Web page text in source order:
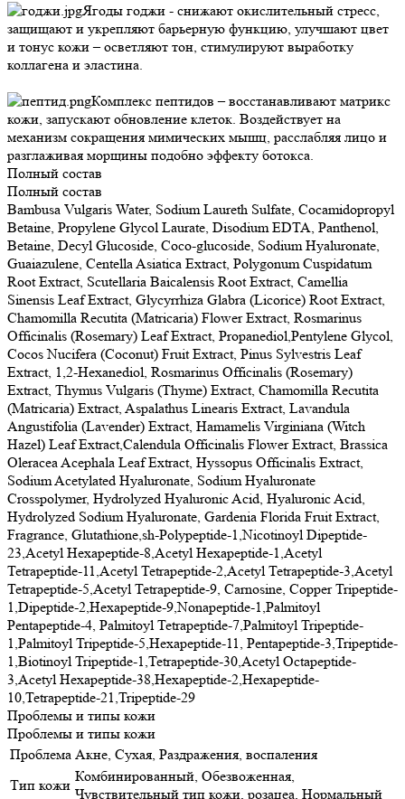
Ягоды годжи - снижают окислительный стресс,
защищают и укрепляют барьерную функцию, улучшают цвет
и тонус кожи – осветляют тон, стимулируют выработку
коллагена и эластина.
Комплекс пептидов – восстанавливают матрикс
кожи, запускают обновление клеток. Воздействует на
механизм сокращения мимических мышц, расслабляя лицо и
разглаживая морщины подобно эффекту ботокса.
Полный состав
Полный состав
Bambusa Vulgaris Water, Sodium Laureth Sulfate, Cocamidopropyl
Betaine, Propylene Glycol Laurate, Disodium EDTA, Panthenol,
Betaine, Decyl Glucoside, Coco-glucoside, Sodium Hyaluronate,
Guaiazulene, Centella Asiatica Extract, Polygonum Cuspidatum
Root Extract, Scutellaria Baicalensis Root Extract, Camellia
Sinensis Leaf Extract, Glycyrrhiza Glabra (Licorice) Root Extract,
Chamomilla Recutita (Matricaria) Flower Extract, Rosmarinus
Officinalis (Rosemary) Leaf Extract, Propanediol,Pentylene Glycol,
Cocos Nucifera (Coconut) Fruit Extract, Pinus Sylvestris Leaf
Extract, 1,2-Hexanediol, Rosmarinus Officinalis (Rosemary)
Extract, Thymus Vulgaris (Thyme) Extract, Chamomilla Recutita
(Matricaria) Extract, Aspalathus Linearis Extract, Lavandula
Angustifolia (Lavender) Extract, Hamamelis Virginiana (Witch
Hazel) Leaf Extract,Calendula Officinalis Flower Extract, Brassica
Oleracea Acephala Leaf Extract, Hyssopus Officinalis Extract,
Sodium Acetylated Hyaluronate, Sodium Hyaluronate
Crosspolymer, Hydrolyzed Hyaluronic Acid, Hyaluronic Acid,
Hydrolyzed Sodium Hyaluronate, Gardenia Florida Fruit Extract,
Fragrance, Glutathione,sh-Polypeptide-1,Nicotinoyl Dipeptide-
23,Acetyl Hexapeptide-8,Acetyl Hexapeptide-1,Acetyl
Tetrapeptide-11,Acetyl Tetrapeptide-2,Acetyl Tetrapeptide-3,Acetyl
Tetrapeptide-5,Acetyl Tetrapeptide-9, Carnosine, Copper Tripeptide-
1,Dipeptide-2,Hexapeptide-9,Nonapeptide-1,Palmitoyl
Pentapeptide-4, Palmitoyl Tetrapeptide-7,Palmitoyl Tripeptide-
1,Palmitoyl Tripeptide-5,Hexapeptide-11, Pentapeptide-3,Tripeptide-
1,Biotinoyl Tripeptide-1,Tetrapeptide-30,Acetyl Octapeptide-
3,Acetyl Hexapeptide-38,Hexapeptide-2,Hexapeptide-
10,Tetrapeptide-21,Tripeptide-29
Проблемы и типы кожи
Проблемы и типы кожи
Проблема Акне, Сухая, Раздражения, воспаления
Тип кожи
Комбинированный, Обезвоженная,
Чувствительный тип кожи, розацеа, Нормальный